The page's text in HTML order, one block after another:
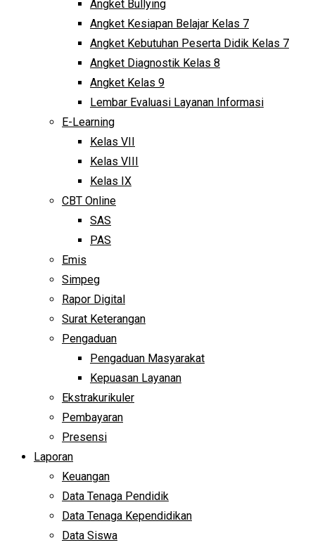
Angket Bullying
Angket Kesiapan Belajar Kelas 7
Angket Kebutuhan Peserta Didik Kelas 7
Angket Diagnostik Kelas 8
Angket Kelas 9
Lembar Evaluasi Layanan Informasi
E-Learning
Kelas VII
Kelas VIII
Kelas IX
CBT Online
SAS
PAS
Emis
Simpeg
Rapor Digital
Surat Keterangan
Pengaduan
Pengaduan Masyarakat
Kepuasan Layanan
Ekstrakurikuler
Pembayaran
Presensi
Laporan
Keuangan
Data Tenaga Pendidik
Data Tenaga Kependidikan
Data Siswa